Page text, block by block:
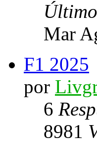
Mar
F1 2025
por
6
8981